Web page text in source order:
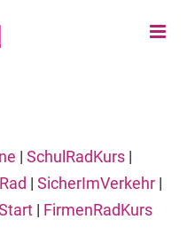
| SchulRadKurs |
| SicherImVerkehr |
| FirmenRadKurs